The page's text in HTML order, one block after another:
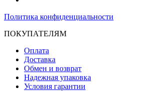
Политика конфиденциальности
ПОКУПАТЕЛЯМ
Оплата
Доставка
Обмен и возврат
Надежная упаковка
Условия гарантии